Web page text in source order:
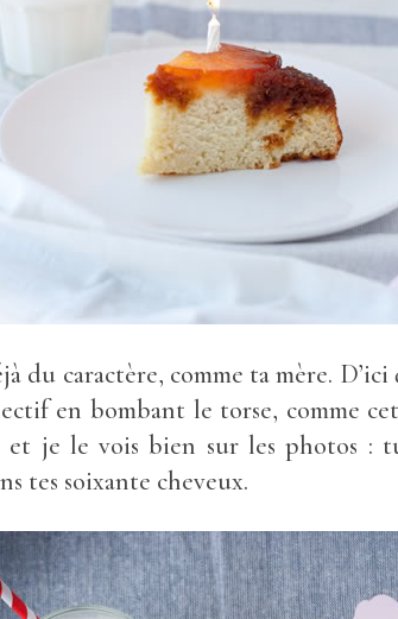
du caractère, comme ta mère.
en bombant le torse, comme
je le vois bien sur les photos :
tes soixante cheveux.